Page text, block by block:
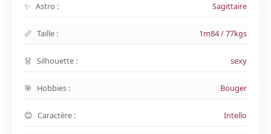
Astro : Sagittaire
Taille : 1m84 / 77kgs
Silhouette : sexy
Hobbies : Bouger
Caractère : Intello